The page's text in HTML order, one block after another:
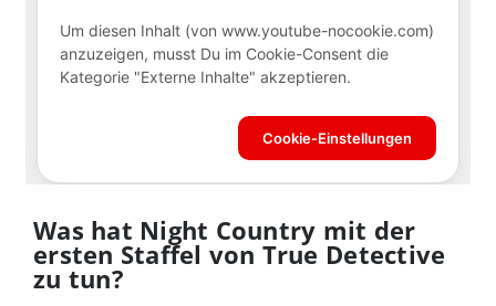
Was hat Night Country mit der
ersten Staffel von True Detective
zu tun?